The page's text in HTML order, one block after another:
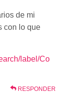
de mi
con lo que
label/Co
RESPONDER